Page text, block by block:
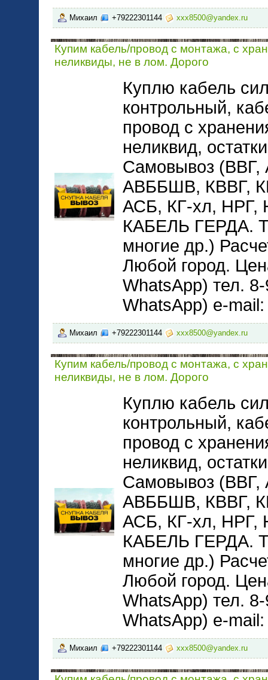
Михаил +79222301144 xxx8500@yandex.ru
Купим кабель/провод с монтажа, с
неликвиды, не в лом. Дорого
Куплю кабель
контрольный,
провод с
неликвид,
Самовывоз
АВББШВ, КВВГ,
АСБ, КГ-хл,
КАБЕЛЬ ГЕРДА.
многие др.)
Любой город.
WhatsApp) тел.
WhatsApp) e-
Михаил +79222301144 xxx8500@yandex.ru
Купим кабель/провод с монтажа, с
неликвиды, не в лом. Дорого
Куплю кабель
контрольный,
провод с
неликвид,
Самовывоз
АВББШВ, КВВГ,
АСБ, КГ-хл,
КАБЕЛЬ ГЕРДА.
многие др.)
Любой город.
WhatsApp) тел.
WhatsApp) e-
Михаил +79222301144 xxx8500@yandex.ru